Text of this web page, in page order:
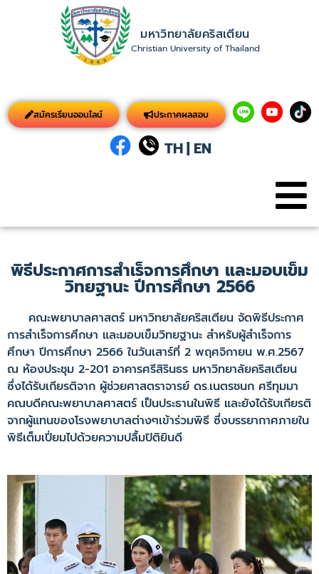
มหาวิทยาลัยคริสเตียน
Christian University of Thailand
สมัครเรียนออนไลน์ ประกาศผลสอบ
TH| EN
พิธีประกาศการสำเร็จการศึกษา และมอบเข็ม
วิทยฐานะ ปีการศึกษา 2566
คณะพยาบาลศาสตร์ มหาวิทยาลัยคริสเตียน จัดพิธีประกาศ
การสำเร็จการศึกษา และมอบเข็มวิทยฐานะ สำหรับผู้สำเร็จการ
ศึกษา ปีการศึกษา 2566 ในวันเสาร์ที่ 2 พฤศจิกายน พ.ศ.2567
ณ ห้องประชุม 2-201 อาคารศรีสิรินธร มหาวิทยาลัยคริสเตียน
ซึ่งได้รับเกียรติจาก ผู้ช่วยศาสตราจารย์ ดร.เนตรชนก ศรีทุมมา
คณบดีคณะพยาบาลศาสตร์ เป็นประธานในพิธี และยังได้รับเกียรติ
จากผู้แทนของโรงพยาบาลต่างๆเข้าร่วมพิธี ซึ่งบรรยากาศภายใน
พิธีเต็มเปี่ยมไปด้วยความปลื้มปิติยินดี